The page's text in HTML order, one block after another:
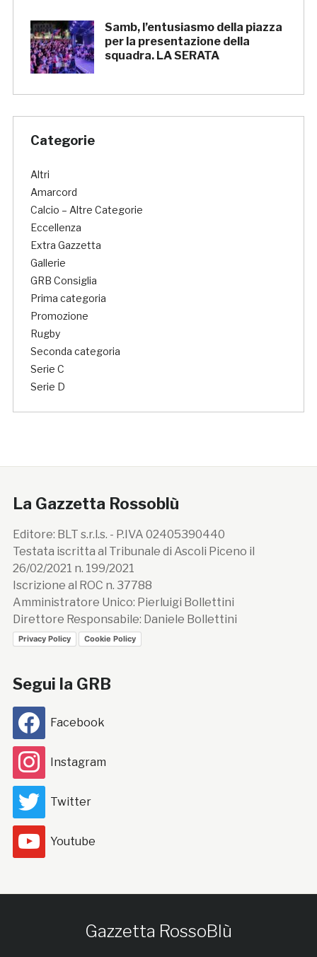
Samb, l’entusiasmo della piazza
per la presentazione della
squadra. LA SERATA
Categorie
Altri
Amarcord
Calcio – Altre Categorie
Eccellenza
Extra Gazzetta
Gallerie
GRB Consiglia
Prima categoria
Promozione
Rugby
Seconda categoria
Serie C
Serie D
La Gazzetta Rossoblù
Editore: BLT s.r.l.s. - P.IVA 02405390440
Testata iscritta al Tribunale di Ascoli Piceno il
26/02/2021 n. 199/2021
Iscrizione al ROC n. 37788
Amministratore Unico: Pierluigi Bollettini
Direttore Responsabile: Daniele Bollettini
Privacy Policy Cookie Policy
Segui la GRB
Facebook
Instagram
Twitter
Youtube
Gazzetta RossoBlù